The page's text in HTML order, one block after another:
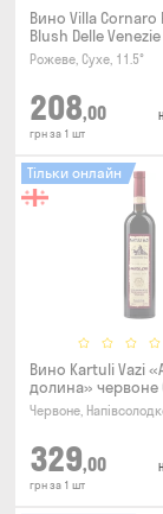
Вино Villa Cornaro
Blush Delle
Рожеве, Сухе, 11.5°
208,00
грн за 1 шт
Тільки онлайн
Вино Kartuli Vazi
долина» червоне
Червоне,
329,00
грн за 1 шт